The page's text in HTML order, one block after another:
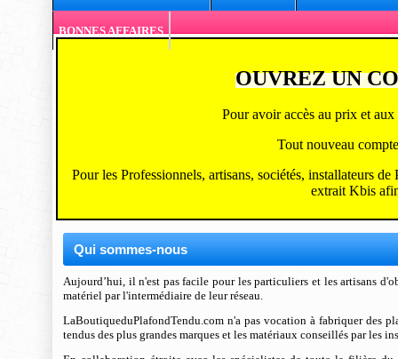
BONNES AFFAIRES
OUVREZ UN
Pour avoir accès au prix et
Tout nouveau
Pour les Professionnels, artisans, sociétés, installateurs
extrait Kbis
Qui sommes-nous
Aujourd’hui, il n'est pas facile pour les particuliers et les artisans
matériel par l'intermédiaire de leur réseau.
LaBoutiqueduPlafondTendu.com n'a pas vocation à fabriquer des
tendus des plus grandes marques et les matériaux conseillés par les